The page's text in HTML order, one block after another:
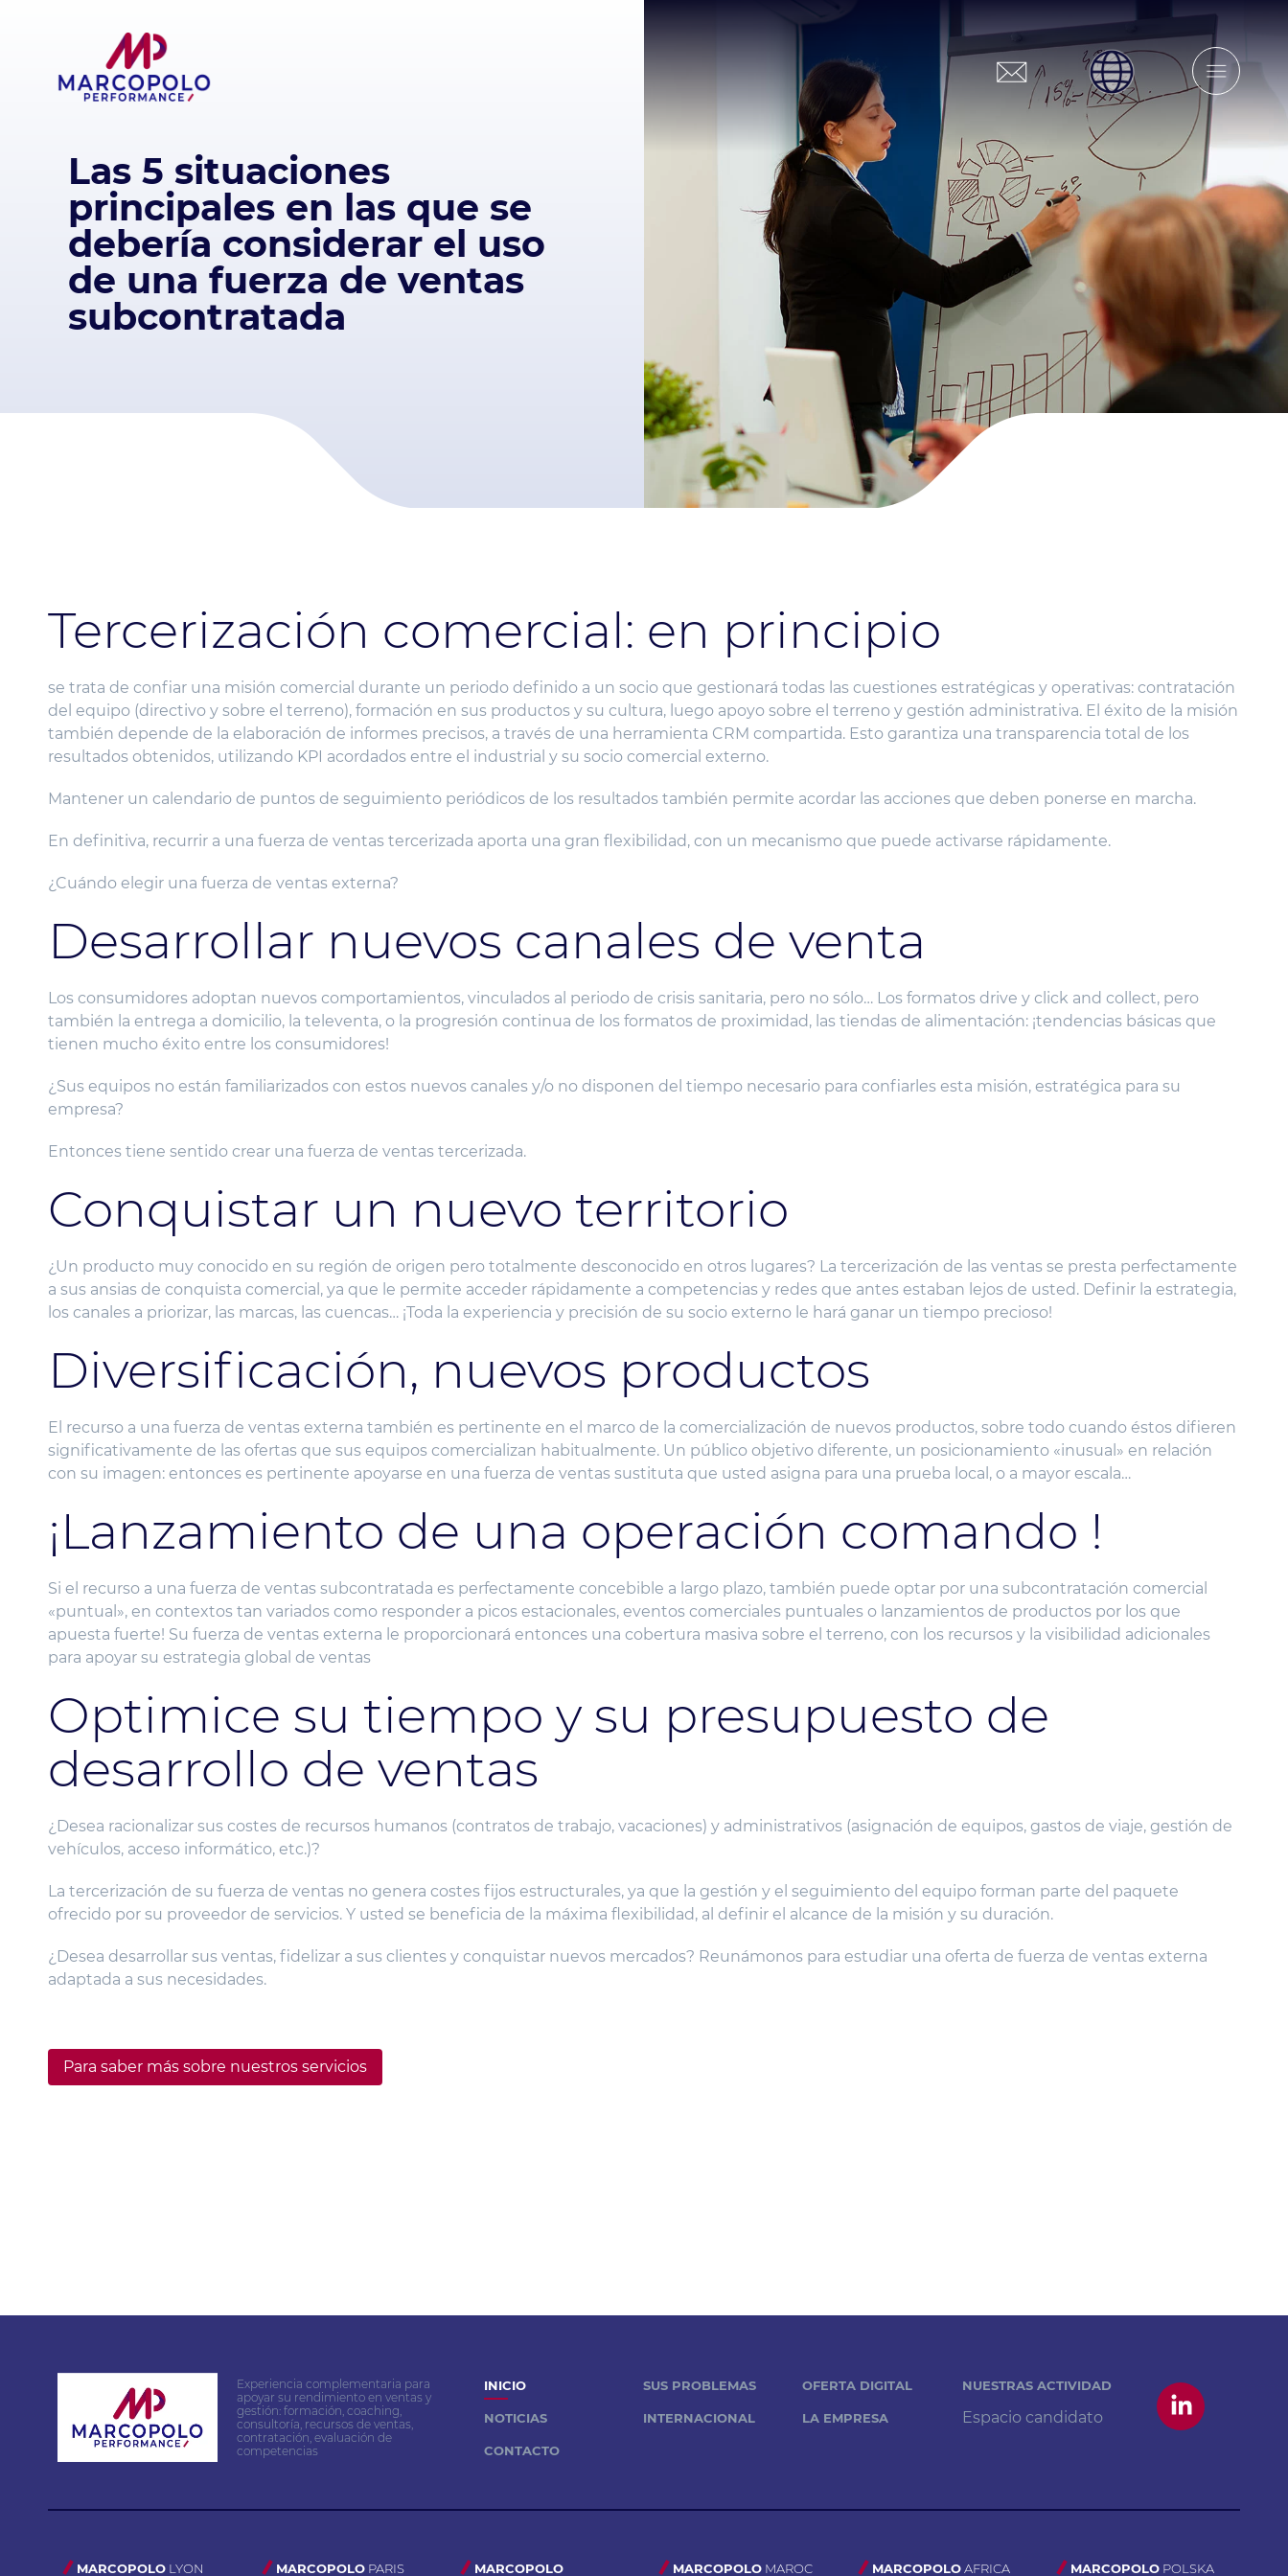
Las 5 situaciones
principales en las que se
debería considerar el uso
de una fuerza de ventas
subcontratada
Tercerización comercial: en principio
se trata de confiar una misión comercial durante un periodo definido a un socio que gestionará todas las cuestiones estratégicas y operativas: contratación
del equipo (directivo y sobre el terreno), formación en sus productos y su cultura, luego apoyo sobre el terreno y gestión administrativa. El éxito de la misión
también depende de la elaboración de informes precisos, a través de una herramienta CRM compartida. Esto garantiza una transparencia total de los
resultados obtenidos, utilizando KPI acordados entre el industrial y su socio comercial externo.
Mantener un calendario de puntos de seguimiento periódicos de los resultados también permite acordar las acciones que deben ponerse en marcha.
En definitiva, recurrir a una fuerza de ventas tercerizada aporta una gran flexibilidad, con un mecanismo que puede activarse rápidamente.
¿Cuándo elegir una fuerza de ventas externa?
Desarrollar nuevos canales de venta
Los consumidores adoptan nuevos comportamientos, vinculados al periodo de crisis sanitaria, pero no sólo… Los formatos drive y click and collect, pero
también la entrega a domicilio, la televenta, o la progresión continua de los formatos de proximidad, las tiendas de alimentación: ¡tendencias básicas que
tienen mucho éxito entre los consumidores!
¿Sus equipos no están familiarizados con estos nuevos canales y/o no disponen del tiempo necesario para confiarles esta misión, estratégica para su
empresa?
Entonces tiene sentido crear una fuerza de ventas tercerizada.
Conquistar un nuevo territorio
¿Un producto muy conocido en su región de origen pero totalmente desconocido en otros lugares? La tercerización de las ventas se presta perfectamente
a sus ansias de conquista comercial, ya que le permite acceder rápidamente a competencias y redes que antes estaban lejos de usted. Definir la estrategia,
los canales a priorizar, las marcas, las cuencas… ¡Toda la experiencia y precisión de su socio externo le hará ganar un tiempo precioso!
Diversificación, nuevos productos
El recurso a una fuerza de ventas externa también es pertinente en el marco de la comercialización de nuevos productos, sobre todo cuando éstos difieren
significativamente de las ofertas que sus equipos comercializan habitualmente. Un público objetivo diferente, un posicionamiento «inusual» en relación
con su imagen: entonces es pertinente apoyarse en una fuerza de ventas sustituta que usted asigna para una prueba local, o a mayor escala…
¡Lanzamiento de una operación comando !
Si el recurso a una fuerza de ventas subcontratada es perfectamente concebible a largo plazo, también puede optar por una subcontratación comercial
«puntual», en contextos tan variados como responder a picos estacionales, eventos comerciales puntuales o lanzamientos de productos por los que
apuesta fuerte! Su fuerza de ventas externa le proporcionará entonces una cobertura masiva sobre el terreno, con los recursos y la visibilidad adicionales
para apoyar su estrategia global de ventas
Optimice su tiempo y su presupuesto de
desarrollo de ventas
¿Desea racionalizar sus costes de recursos humanos (contratos de trabajo, vacaciones) y administrativos (asignación de equipos, gastos de viaje, gestión de
vehículos, acceso informático, etc.)?
La tercerización de su fuerza de ventas no genera costes fijos estructurales, ya que la gestión y el seguimiento del equipo forman parte del paquete
ofrecido por su proveedor de servicios. Y usted se beneficia de la máxima flexibilidad, al definir el alcance de la misión y su duración.
¿Desea desarrollar sus ventas, fidelizar a sus clientes y conquistar nuevos mercados? Reunámonos para estudiar una oferta de fuerza de ventas externa
adaptada a sus necesidades.
Para saber más sobre nuestros servicios
Experiencia complementaria para
apoyar su rendimiento en ventas y
gestión: formación, coaching,
consultoría, recursos de ventas,
contratación, evaluación de
competencias
INICIO SUS PROBLEMAS OFERTA DIGITAL NUESTRAS ACTIVIDAD
NOTICIAS INTERNACIONAL LA EMPRESA Espacio candidato
CONTACTO
MARCOPOLO LYON MARCOPOLOPARIS MARCOPOLO MARCOPOLO MAROC MARCOPOLOAFRICA MARCOPOLOPOLSKA